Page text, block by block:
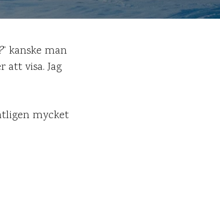
” kanske man
visa. Jag
mycket